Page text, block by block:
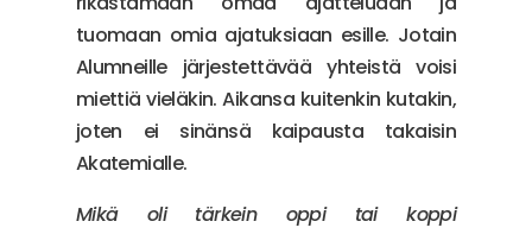
tuomaan omia ajatuksiaan esille. Jotain
Alumneille järjestettävää yhteistä voisi
miettiä vieläkin. Aikansa kuitenkin kutakin,
joten ei sinänsä kaipausta takaisin
Akatemialle.
Mikä oli tärkein oppi tai koppi